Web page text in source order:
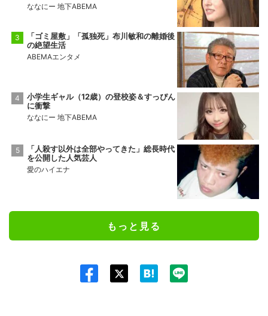
ななにー 地下ABEMA
「ゴミ屋敷」「孤独死」布川敏和の離婚後
の絶望生活
ABEMAエンタメ
小学生ギャル（12歳）の登校姿＆すっぴん
に衝撃
ななにー 地下ABEMA
「人殺す以外は全部やってきた」総長時代
を公開した人気芸人
愛のハイエナ
もっと見る